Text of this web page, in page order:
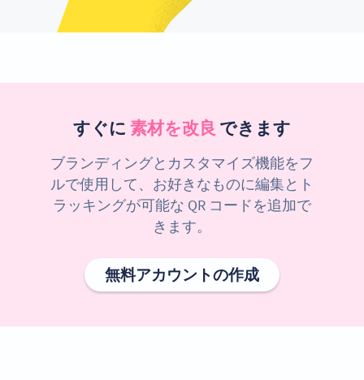
すぐに 素材を改良 できます
ブランディングとカスタマイズ機能をフ
ルで使用して、お好きなものに編集とト
ラッキングが可能な QR コードを追加で
きます。
無料アカウントの作成